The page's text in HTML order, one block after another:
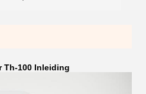
Th-100 Inleiding